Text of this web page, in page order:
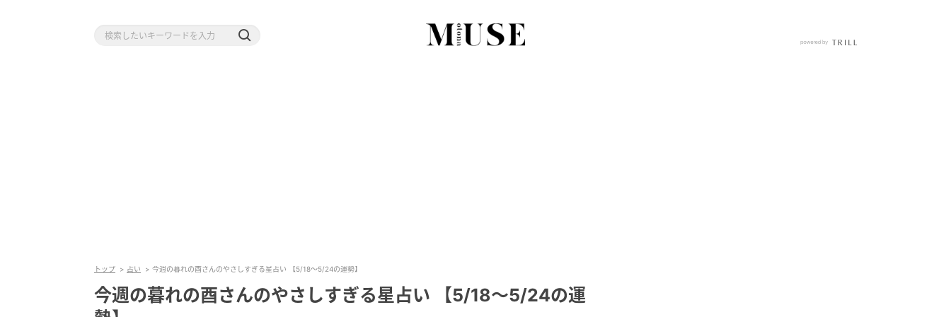
トップ 占い 今週の暮れの酉さんのやさしすぎる星占い 【5/18～5/24の運勢】
今週の暮れの酉さんのやさしすぎる星占い 【5/18～5/24の運